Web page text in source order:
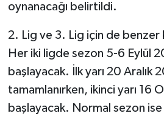
oynanacağı belirtildi.
2. Lig ve 3. Lig için de benzer
Her iki ligde sezon 5-6 Eylül
başlayacak. İlk yarı 20 Aralık
tamamlanırken, ikinci yarı 16
başlayacak. Normal sezon